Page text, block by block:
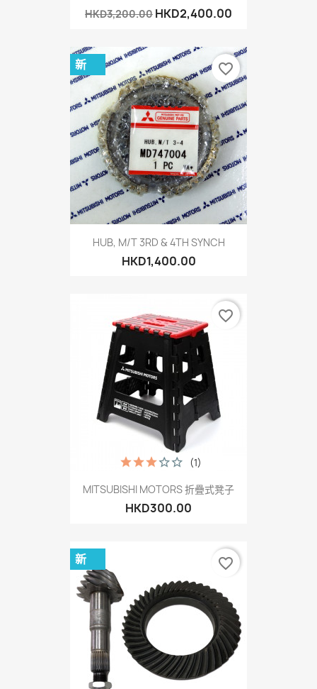
HKD3,200.00 HKD2,400.00
HUB, M/T 3RD & 4TH SYNCH
HKD1,400.00
新 favorite_border
MITSUBISHI MOTORS 折疊式凳子
HKD300.00
(1)
favorite_border
新 favorite_border